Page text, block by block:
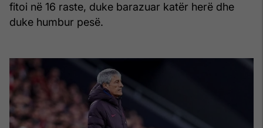
fitoi në 16 raste, duke barazuar katër herë dhe
duke humbur pesë.